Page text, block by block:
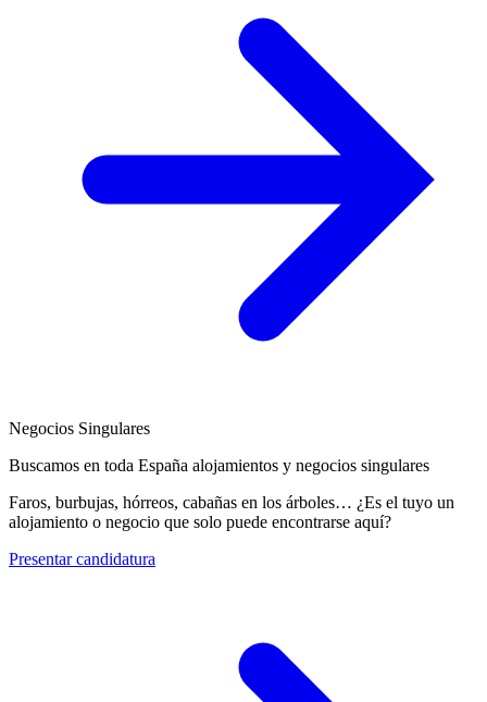
Negocios Singulares
Buscamos en toda España alojamientos y negocios singulares
Faros, burbujas, hórreos, cabañas en los árboles… ¿Es el tuyo un
alojamiento o negocio que solo puede encontrarse aquí?
Presentar candidatura